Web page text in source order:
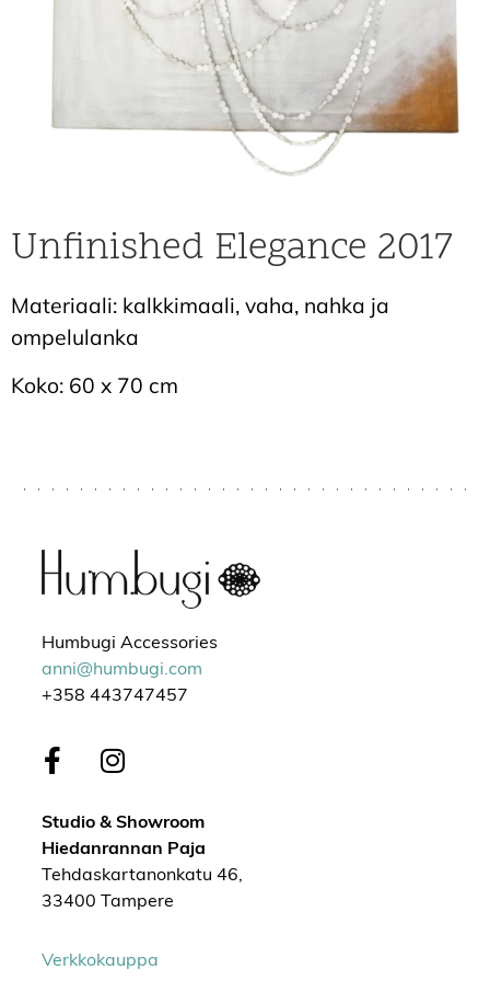
Unfinished Elegance 2017
Materiaali: kalkkimaali, vaha, nahka ja
ompelulanka
Koko: 60 x 70 cm
Humbugi Accessories
anni@humbugi.com
+358 443747457
Studio & Showroom
Hiedanrannan Paja
Tehdaskartanonkatu 46,
33400 Tampere
Verkkokauppa